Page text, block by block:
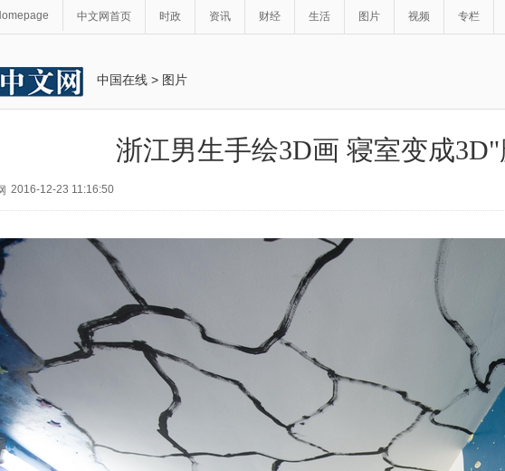
中文网首页 时政 资讯 财经 生活 图片 视频 专栏
中国在线 > 图片
浙江男生手绘3D画 寝室变成
2016-12-23 11:16:50